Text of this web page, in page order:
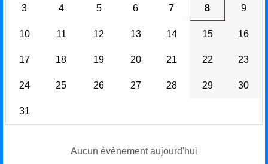
3 4 5 6 7 8 9
10 11 12 13 14 15 16
17 18 19 20 21 22 23
24 25 26 27 28 29 30
31
Aucun évènement aujourd'hui